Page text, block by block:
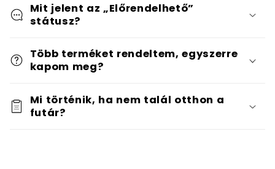
Mit jelent az „Előrendelhető”
státusz?
Több terméket rendeltem, egyszerre
kapom meg?
Mi történik, ha nem talál otthon a
futár?